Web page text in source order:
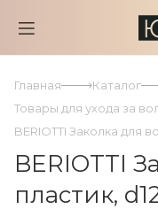
Главная
Каталог
Товары для ухода за
BERIOTTI Заколка для
BERIOTTI
пластик,